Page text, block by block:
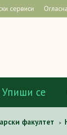
сервиси
Упиши се
факултет >